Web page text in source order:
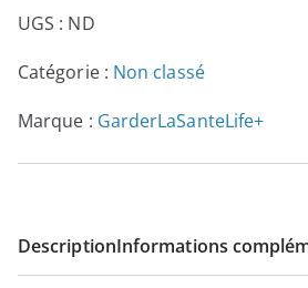
.
0
€
5
9
-UGS : ND
Catégorie : Non classé
Marque : GarderLaSanteLife+
DescriptionInformations